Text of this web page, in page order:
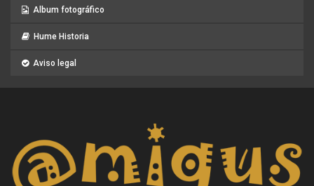
Album fotográfico
Hume Historia
Aviso legal